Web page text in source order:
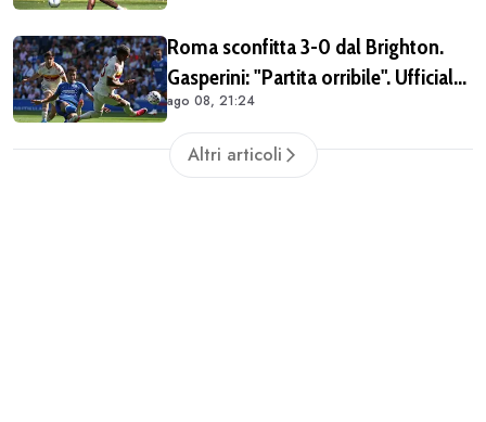
VIDEO)
Roma sconfitta 3-0 dal Brighton.
Gasperini: "Partita orribile". Ufficiale
il rinnovo di Pellegrini
ago 08, 21:24
Altri articoli